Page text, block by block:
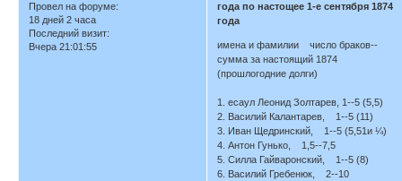
Провел на форуме:
18 дней 2 часа
Последний визит:
Вчера 21:01:55
года по настощее 1-е сентября 1874
года
имена и фамилии число браков--
сумма за настоящий 1874
(прошлогодние долги)
1. есаул Леонид Золтарев, 1--5 (5,5)
2. Василий Калантарев, 1--5 (11)
3. Иван Щедринский, 1--5 (5,51и ¼)
4. Антон Гунько, 1,5--7,5
5. Силла Гайваронский, 1--5 (8)
6. Василий Гребенюк, 2--10